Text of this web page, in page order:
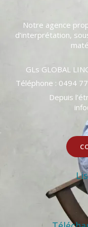
Notre agence
d’interprétation,
GLs GLOBAL
Téléphone : 0494
Depuis